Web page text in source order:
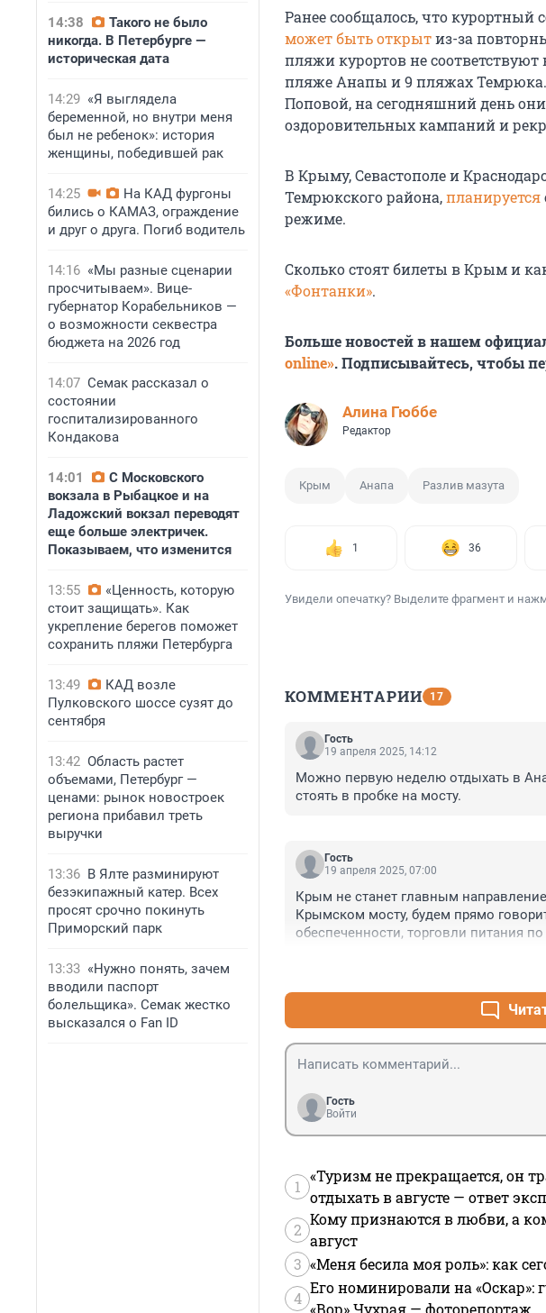
14:38
Такого не было
никогда. В Петербурге —
историческая дата
14:29 «Я выглядела
беременной, но внутри меня
был не ребенок»: история
женщины, победившей рак
14:25
На КАД фургоны
бились о КАМАЗ, ограждение
и друг о друга. Погиб водитель
14:16 «Мы разные сценарии
просчитываем». Вице-
губернатор Корабельников —
о возможности секвестра
бюджета на 2026 год
14:07 Семак рассказал о
состоянии
госпитализированного
Кондакова
14:01
С Московского
вокзала в Рыбацкое и на
Ладожский вокзал переводят
еще больше электричек.
Показываем, что изменится
13:55
«Ценность, которую
стоит защищать». Как
укрепление берегов поможет
сохранить пляжи Петербурга
13:49
КАД возле
Пулковского шоссе сузят до
сентября
13:42 Область растет
объемами, Петербург —
ценами: рынок новостроек
региона прибавил треть
выручки
13:36 В Ялте разминируют
безэкипажный катер. Всех
просят срочно покинуть
Приморский парк
13:33 «Нужно понять, зачем
вводили паспорт
болельщика». Семак жестко
высказался о Fan ID
Ранее сообщалось, что
может быть открытиз-за
пляжи курортов не соответствуют
пляже Анапы и 9 пляжах Темрюка.
Поповой, на сегодняшний день
оздоровительных кампаний и
В Крыму, Севастополе и
Темрюкского района,планируется
режиме.
Сколько стоят билеты в Крым и
«Фонтанки».
Больше новостей в нашем
online». Подписывайтесь, чтобы
Алина Гюббе
Редактор
Крым Анапа Разлив мазута
1 36
Увидели опечатку? Выделите фрагмент и
КОММЕНТАРИИ 17
Гость
19 апреля 2025, 14:12
Можно первую неделю отдыхать в
стоять в пробке на мосту.
Гость
19 апреля 2025, 07:00
Крым не станет главным
Крымском мосту, будем прямо
обеспеченности, торговли питания
Гость
Войти
1
«Туризм не прекращается, он
отдыхать в августе — ответ
2
Кому признаются в любви, а
август
3 «Меня бесила моя роль»: как
4
Его номинировали на «Оскар»:
«Вор» Чухрая — фоторепортаж